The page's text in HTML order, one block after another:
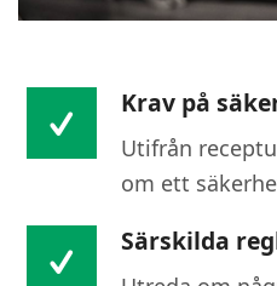
Krav på
Utifrån
om ett
Särskilda